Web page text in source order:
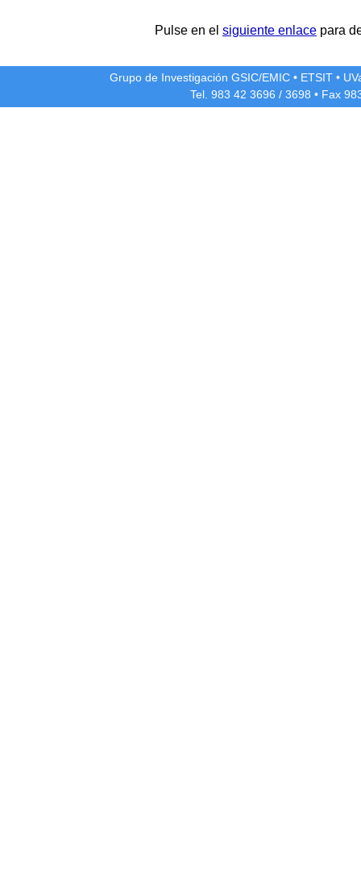
Pulse en el siguiente enlace para
Grupo de Investigación GSIC/EMIC • ETSIT •
Tel. 983 42 3696 / 3698 • Fax